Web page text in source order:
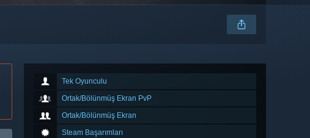
Tek Oyunculu
Ortak/Bölünmüş Ekran PvP
Ortak/Bölünmüş Ekran
Steam Başarımları